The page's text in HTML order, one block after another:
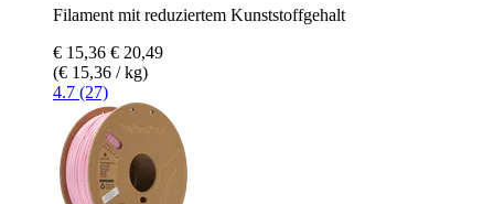
Filament mit reduziertem Kunststoffgehalt
€ 15,36 € 20,49
(€ 15,36 / kg)
4.7 (27)